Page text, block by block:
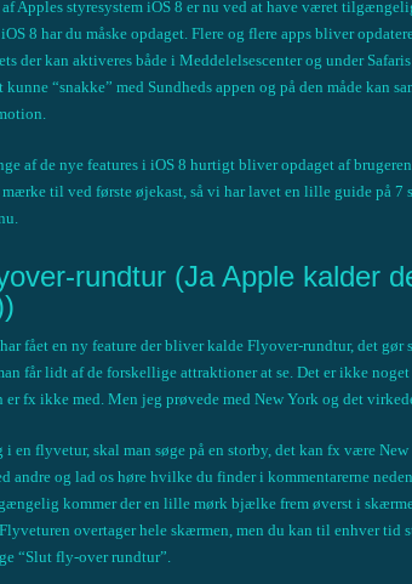
Apples styresystem iOS 8 er nu ved at have været
8 har du måske opdaget. Flere og flere apps bliver
der kan aktiveres både i Meddelelsescenter og under
kunne “snakke” med Sundheds appen og på den måde kan
af de nye features i iOS 8 hurtigt bliver opdaget af
til ved første øjekast, så vi har lavet en lille guide på 7
rundtur (Ja Apple kalder
fået en ny feature der bliver kalde Flyover-rundtur, det
får lidt af de forskellige attraktioner at se. Det er ikke
er fx ikke med. Men jeg prøvede med New York og det
i en flyvetur, skal man søge på en storby, det kan fx være
andre og lad os høre hvilke du finder i kommentarerne
kommer der en lille mørk bjælke frem øverst i
overtager hele skærmen, men du kan til enhver tid
“Slut fly-over rundtur”.